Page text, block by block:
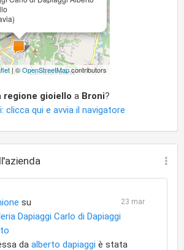
| ©OpenStreetMapcontributors
regione gioiello a Broni?
clicca qui e avvia il navigatore
23 mar
su
Dapiaggi Carlo di Dapiaggi
da alberto dapiaggi è stata